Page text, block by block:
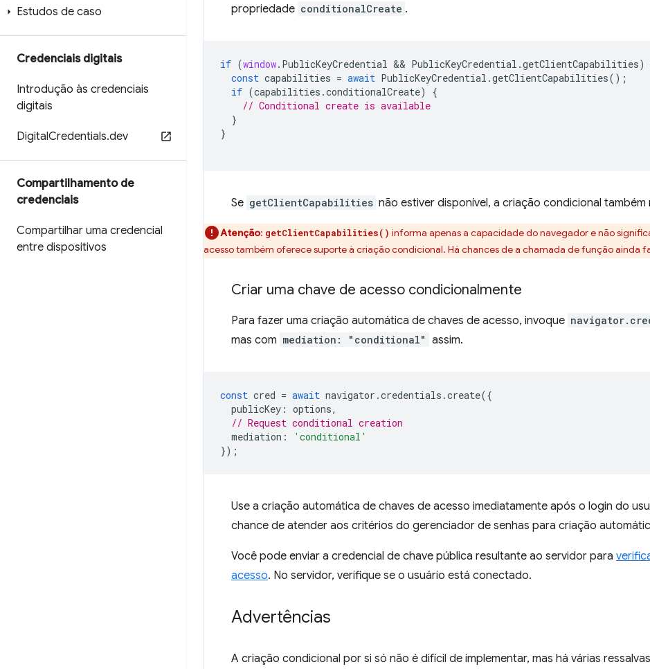
Estudos de caso
Credenciais digitais
Introdução às credenciais
digitais
DigitalCredentials.dev
Compartilhamento de
credenciais
Compartilhar uma credencial
entre dispositivos
propriedade conditionalCreate .
if (window. PublicKeyCredential && PublicKeyCredential .getClientCapabilities)
const capabilities = await PublicKeyCredential .getClientCapabilities();
if (capabilities .conditionalCreate)
{
// Conditional create is available
}
}
Se getClientCapabilities não estiver disponível, a criação condicional também
Atenção: getClientCapabilities() informa apenas a capacidade do navegador e não
acesso também oferece suporte à criação condicional. Há chances de a chamada de função ainda
Criar uma chave de acesso condicionalmente
Para fazer uma criação automática de chaves de acesso, invoque
mas com mediation: "conditional" assim.
const cred = await navigator .credentials .create({
publicKey : options,
// Request conditional creation
mediation :
'conditional'
});
Use a criação automática de chaves de acesso imediatamente após o login do
chance de atender aos critérios do gerenciador de senhas para criação
Você pode enviar a credencial de chave pública resultante ao servidor para
acesso. No servidor, verifique se o usuário está conectado.
Advertências
A criação condicional por si só não é difícil de implementar, mas há várias